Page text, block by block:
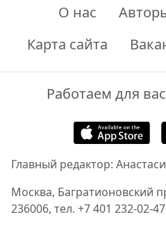
О нас
Карта сайта
Работаем для
Главный редактор:
Москва, Багратионовский
236006, тел. +7 401 232-02-47